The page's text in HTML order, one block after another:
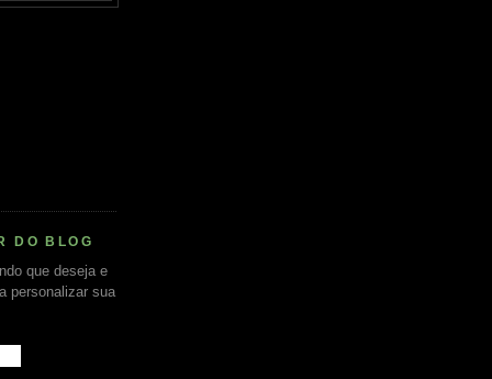
DO BLOG
que deseja e
personalizar sua